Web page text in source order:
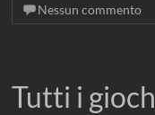
Nessun commento
Tutti i